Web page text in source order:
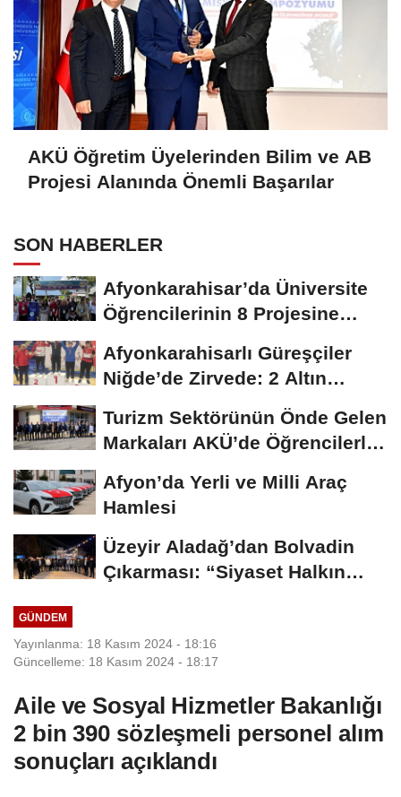
AKÜ Öğretim Üyelerinden Bilim ve AB
Projesi Alanında Önemli Başarılar
SON HABERLER
Afyonkarahisar’da Üniversite
Öğrencilerinin 8 Projesine
Afyonkarahisarlı Güreşçiler
Niğde’de Zirvede: 2 Altın
Turizm Sektörünün Önde Gelen
Markaları AKÜ’de Öğrencilerle
Afyon’da Yerli ve Milli Araç
Hamlesi
Üzeyir Aladağ’dan Bolvadin
Çıkarması: “Siyaset Halkın
GÜNDEM
Yayınlanma: 18 Kasım 2024 - 18:16
Güncelleme: 18 Kasım 2024 - 18:17
Aile ve Sosyal Hizmetler Bakanlığı
2 bin 390 sözleşmeli personel alım
sonuçları açıklandı